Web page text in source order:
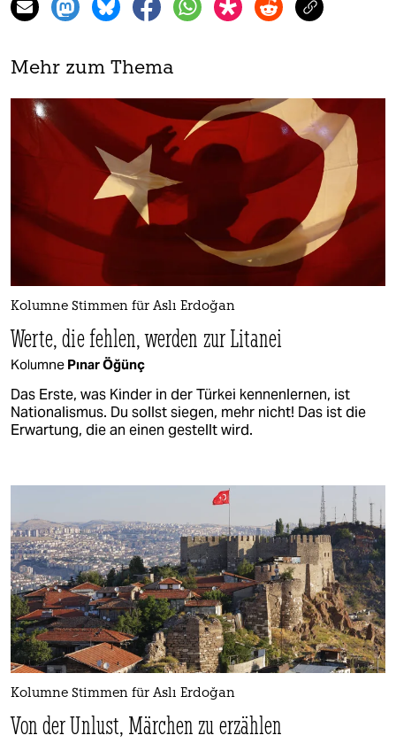
Mehr zum Thema
Kolumne Stimmen für Aslı Erdoğan
Werte, die fehlen, werden zur Litanei
Kolumne Pınar Öğünç
Das Erste, was Kinder in der Türkei kennenlernen, ist
Nationalismus. Du sollst siegen, mehr nicht! Das ist die
Erwartung, die an einen gestellt wird.
Kolumne Stimmen für Aslı Erdoğan
Von der Unlust, Märchen zu erzählen